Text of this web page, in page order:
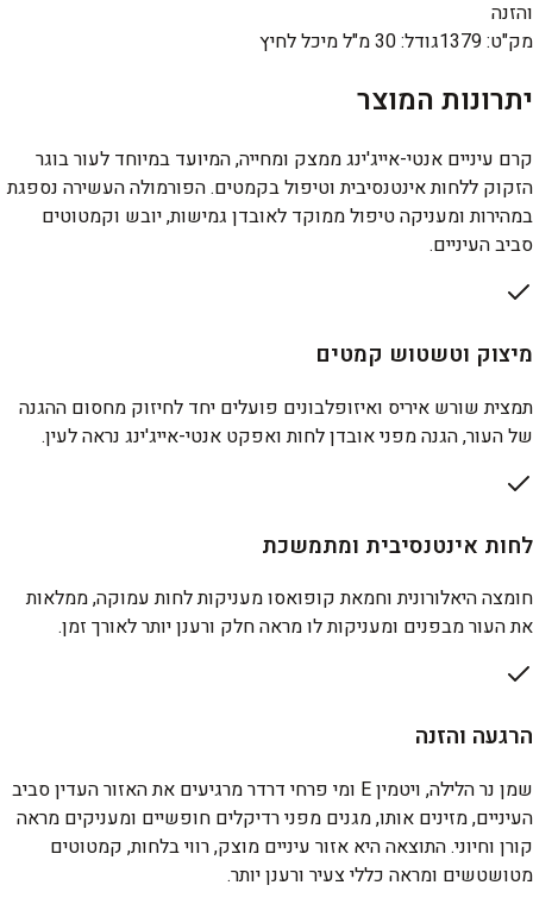
והזנה
מק"ט:
1379גודל:30 מ"ל מיכל לחיץ
יתרונות המוצר
קרם עיניים אנטי-אייג'ינג ממצק ומחייה, המיועד במיוחד לעור בוגר
הזקוק ללחות אינטנסיבית וטיפול בקמטים. הפורמולה העשירה נספגת
במהירות ומעניקה טיפול ממוקד לאובדן גמישות, יובש וקמטוטים
סביב העיניים.
מיצוק וטשטוש קמטים
תמצית שורש איריס ואיזופלבונים פועלים יחד לחיזוק מחסום ההגנה
של העור, הגנה מפני אובדן לחות ואפקט אנטי-אייג'ינג נראה לעין.
לחות אינטנסיבית ומתמשכת
חומצה היאלורונית וחמאת קופואסו מעניקות לחות עמוקה, ממלאות
את העור מבפנים ומעניקות לו מראה חלק ורענן יותר לאורך זמן.
הרגעה והזנה
שמן נר הלילה, ויטמין E ומי פרחי דרדר מרגיעים את האזור העדין סביב
העיניים, מזינים אותו, מגנים מפני רדיקלים חופשיים ומעניקים מראה
קורן וחיוני. התוצאה היא אזור עיניים מוצק, רווי בלחות, קמטוטים
מטושטשים ומראה כללי צעיר ורענן יותר.